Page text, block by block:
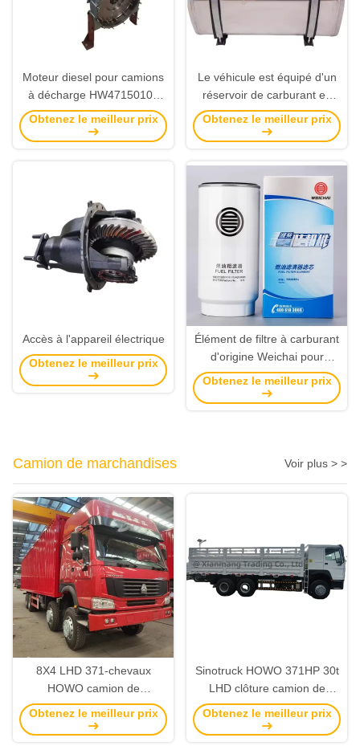
Moteur diesel pour camions
à décharge HW47150105
WD615
Obtenez le meilleur prix
Le véhicule est équipé d'un
réservoir de carburant en
alliage d'aluminium de 400L
Obtenez le meilleur prix
Accès à l'appareil électrique
Obtenez le meilleur prix
Élément de filtre à carburant
d'origine Weichai pour
HOWO 1000428205
10000535 1000428205
Obtenez le meilleur prix
Camion de marchandises Voir plus > >
8X4 LHD 371-chevaux
HOWO camion de
chargement avec direction
personnalisable et pneu de
Obtenez le meilleur prix
Sinotruck HOWO 371HP 30t
LHD clôture camion de
chargement camion Dolly
planche murale de côté
Obtenez le meilleur prix